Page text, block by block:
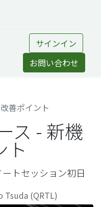
サインイン
お問い合わせ
善ポイント
ス - 新機
ト
トセッション初日
Tsuda (QRTL)